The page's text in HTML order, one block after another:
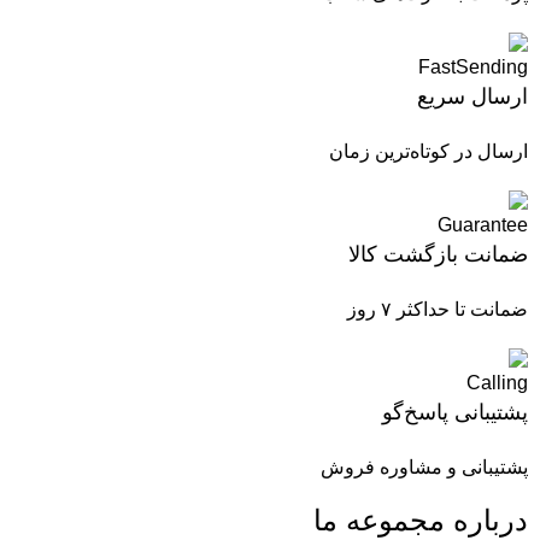
ارسال سریع
ارسال در کوتاه‌ترین زمان
ضمانت بازگشت کالا
ضمانت تا حداکثر ۷ روز
پشتیبانی پاسخ‌گو
پشتیبانی و مشاوره فروش
درباره مجموعه ما